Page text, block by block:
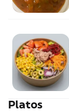
Platos